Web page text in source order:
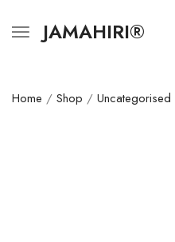
JAMAHIRI®
Home / Shop / Uncategorised